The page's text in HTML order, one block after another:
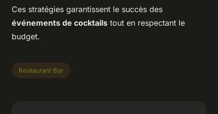
Ces stratégies garantissent le succès des
événements de cocktails tout en respectant le
budget.
Restaurant Bar